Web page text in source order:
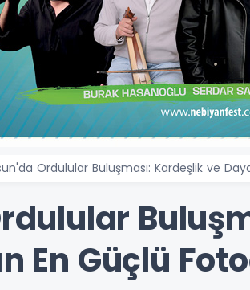
Ordulular Buluşması: Kardeşlik ve
En Güçlü